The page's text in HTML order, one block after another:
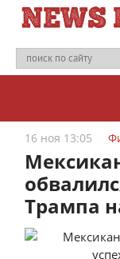
16 ноя 13:05
Трампа